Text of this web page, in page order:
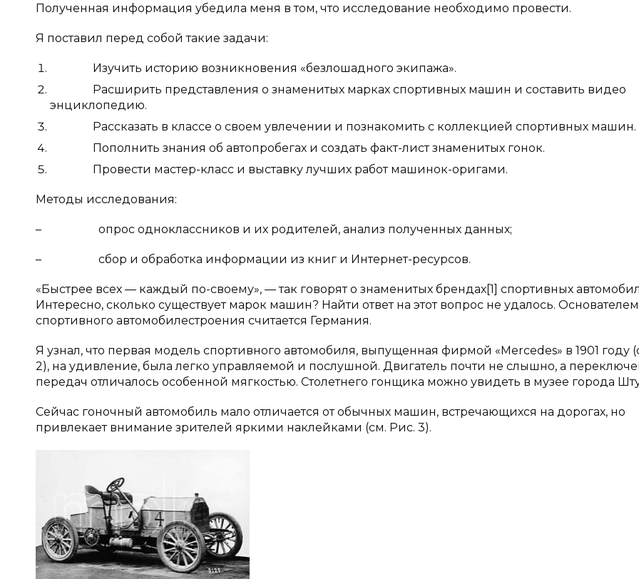
Полученная информация убедила меня в том, что исследование необходимо провести.
Я поставил перед собой такие задачи:
Изучить историю возникновения «безлошадного экипажа».
Расширить представления о знаменитых марках спортивных машин и составить видео
энциклопедию.
Рассказать в классе о своем увлечении и познакомить с коллекцией спортивных машин.
Пополнить знания об автопробегах и создать факт-лист знаменитых гонок.
Провести мастер-класс и выставку лучших работ машинок-оригами.
Методы исследования:
– опрос одноклассников и их родителей, анализ полученных данных;
– сбор и обработка информации из книг и Интернет-ресурсов.
«Быстрее всех — каждый по-своему», — так говорят о знаменитых брендах[1] спортивных
Интересно, сколько существует марок машин? Найти ответ на этот вопрос не удалось. Основателем
спортивного автомобилестроения считается Германия.
Я узнал, что первая модель спортивного автомобиля, выпущенная фирмой «Mercedes» в 1901 году
2), на удивление, была легко управляемой и послушной. Двигатель почти не слышно, а
передач отличалось особенной мягкостью. Столетнего гонщика можно увидеть в музее города
Сейчас гоночный автомобиль мало отличается от обычных машин, встречающихся на дорогах, но
привлекает внимание зрителей яркими наклейками (см. Рис. 3).